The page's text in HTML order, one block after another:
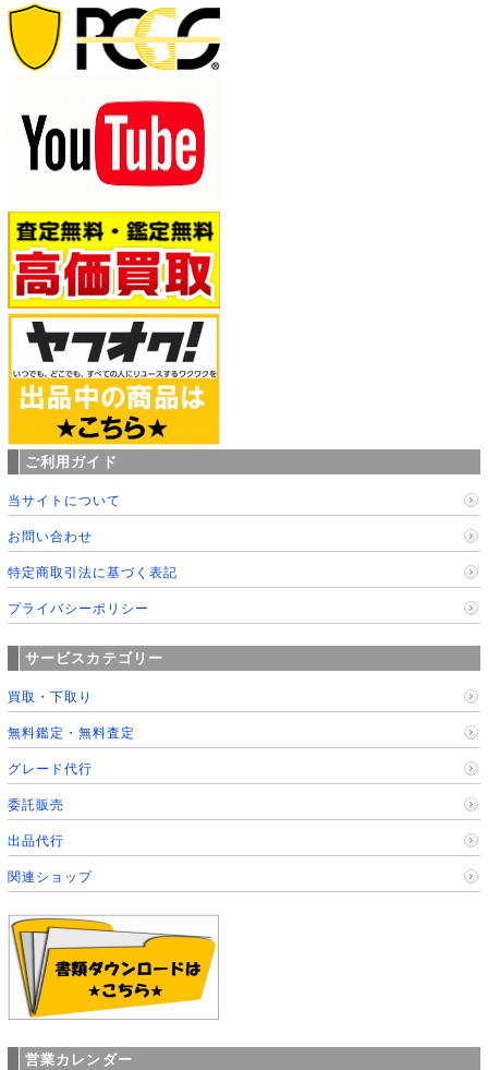
ご利用ガイド
当サイトについて
お問い合わせ
特定商取引法に基づく表記
プライバシーポリシー
サービスカテゴリー
買取・下取り
無料鑑定・無料査定
グレード代行
委託販売
出品代行
関連ショップ
営業カレンダー